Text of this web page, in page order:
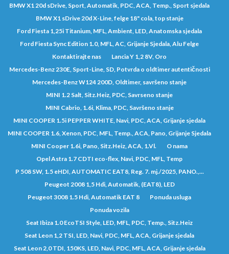
BMW X1 20d sDrive, Sport, Automatik, PDC, ACA, Temp., Sport sjedala
BMW X1 sDrive 20d X-Line, felge 18" cola, top stanje
Ford Fiesta 1,25i Titanium, MFL, Ambient, LED, Anatomska sjedala
Ford Fiesta Sync Edition 1.0, MFL, AC, Grijanje Sjedala, Alu Felge
Kontaktirajte nas
Lancia Y 1,2 8V, Oro
Mercedes-Benz 230E, Sport-Line, SD, Potvrda o oldtimer autentičnosti
Mercedes-Benz W124 200D, Oldtimer, savršeno stanje
MINI 1.2 Salt, Sitz.Heiz, PDC, Savrseno stanje
MINI Cabrio, 1.6i, Klima, PDC, Savršeno stanje
MINI COOPER 1.5i PEPPER WHITE, Navi, PDC, ACA, Grijanje sjedala
MINI COOPER 1.6, Xenon, PDC, MFL, Temp., ACA, Pano, Grijanje Sjedala
MINI Cooper 1.6i, Pano, Sitz.Heiz, ACA, 1.Vl.
O nama
Opel Astra 1.7 CDTI eco-flex, Navi, PDC, MFL, Temp
P 508 SW, 1.5 eHDI, AUTOMATIC EAT8, Reg. 7. mj./2025, PANO.,...
Peugeot 2008 1,5 Hdi, Automatik, (EAT8), LED
Peugeot 3008 1.5 Hdi, Automatik EAT 8
Ponuda usluga
Ponuda vozila
Seat Ibiza 1.0 EcoTSI Style, LED, MFL, PDC, Temp., Sitz.Heiz
Seat Leon 1,2 TSI, LED, Navi, PDC, MFL, ACA, Grijanje sjedala
Seat Leon 2,0 TDI, 150KS, LED, Navi, PDC, MFL, ACA, Grijanje sjedala